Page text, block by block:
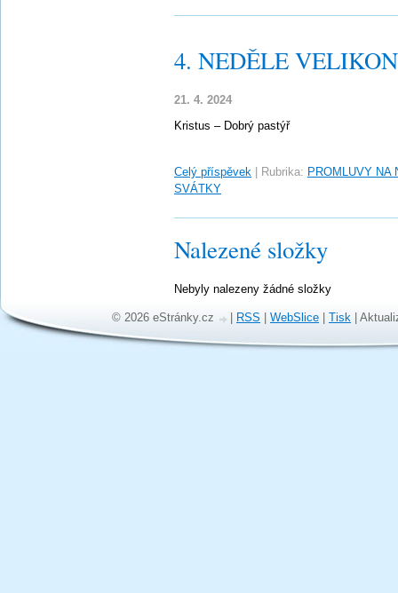
4. NEDĚLE
21. 4. 2024
Kristus – Dobrý pastýř
Celý příspěvek Rubrika: PROMLUVY NA
SVÁTKY
Nalezené složky
Nebyly nalezeny žádné složky
© 2026 eStránky.cz RSS WebSlice Tisk